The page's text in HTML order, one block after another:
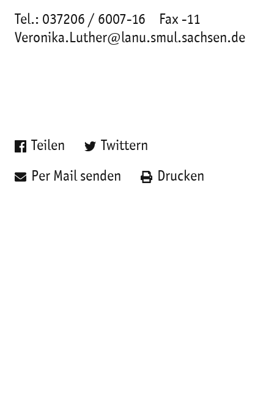
Tel.: 037206 / 6007-16 Fax -11
Veronika.Luther@lanu.smul.sachsen.de
Teilen Twittern
Per Mail senden Drucken